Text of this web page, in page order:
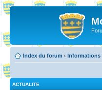
Index du forum ‹ Informations
ACTUALITE